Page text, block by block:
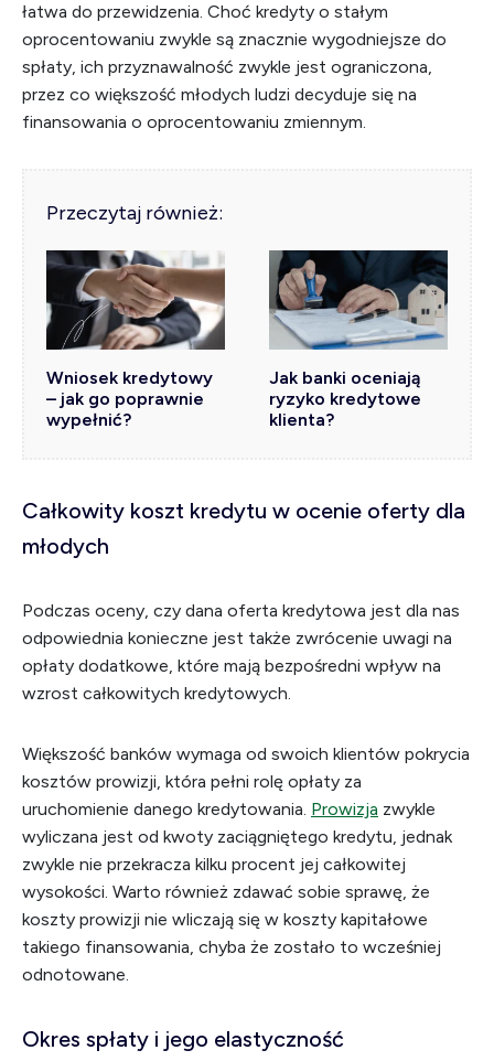
łatwa do przewidzenia. Choć kredyty o stałym
oprocentowaniu zwykle są znacznie wygodniejsze do
spłaty, ich przyznawalność zwykle jest ograniczona,
przez co większość młodych ludzi decyduje się na
finansowania o oprocentowaniu zmiennym.
Przeczytaj również:
Wniosek kredytowy
– jak go poprawnie
wypełnić?
Jak banki oceniają
ryzyko kredytowe
klienta?
Całkowity koszt kredytu w ocenie oferty dla
młodych
Podczas oceny, czy dana oferta kredytowa jest dla nas
odpowiednia konieczne jest także zwrócenie uwagi na
opłaty dodatkowe, które mają bezpośredni wpływ na
wzrost całkowitych kredytowych.
Większość banków wymaga od swoich klientów pokrycia
kosztów prowizji, która pełni rolę opłaty za
uruchomienie danego kredytowania. Prowizja zwykle
wyliczana jest od kwoty zaciągniętego kredytu, jednak
zwykle nie przekracza kilku procent jej całkowitej
wysokości. Warto również zdawać sobie sprawę, że
koszty prowizji nie wliczają się w koszty kapitałowe
takiego finansowania, chyba że zostało to wcześniej
odnotowane.
Okres spłaty i jego elastyczność